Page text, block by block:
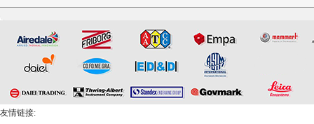
测试仪
友情链接: